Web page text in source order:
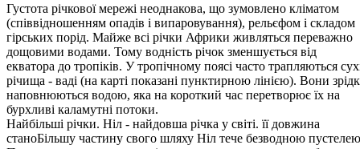
Густота річкової мережі неоднакова, що зумовлено кліматом
(співвідношенням опадів і випаровування), рельєфом і складом
гірсь­ких порід. Майже всі річки Африки живляться переважно
дощовими водами. Тому водність річок зменшується від
екватора до тропіків. У тропічному поясі часто трапляються
річища - ваді (на карті показані пунктирною лінією). Вони
наповнюються водою, яка на короткий час перетворює їх на
бурхливі каламутні потоки.
Найбільші річки. Ніл - найдовша річка у світі. її довжина
станоБільшу частину свого шляху Ніл тече безводною